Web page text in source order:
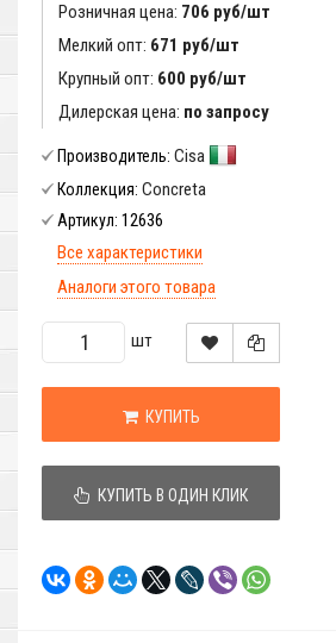
Розничная цена: 706 руб/шт
Мелкий опт: 671 руб/шт
Крупный опт: 600 руб/шт
Дилерская цена: по запросу
Производитель: Cisa
Коллекция: Concreta
Артикул: 12636
Все характеристики
Аналоги этого товара
шт
КУПИТЬ
КУПИТЬ В ОДИН КЛИК